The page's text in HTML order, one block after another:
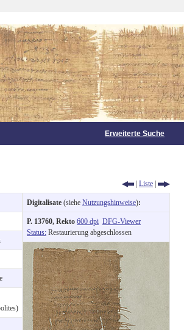
Erweiterte Suche
| Liste |
Digitalisate (siehe Nutzungshinweise):
P. 13760, Rekto 600 dpi DFG-Viewer
Status: Restaurierung abgeschlossen